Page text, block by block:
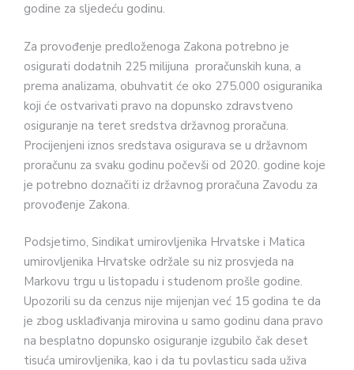
godine za sljedeću godinu.
Za provođenje predloženoga Zakona potrebno je
osigurati dodatnih 225 milijuna proračunskih kuna, a
prema analizama, obuhvatit će oko 275.000 osiguranika
koji će ostvarivati pravo na dopunsko zdravstveno
osiguranje na teret sredstva državnog proračuna.
Procijenjeni iznos sredstava osigurava se u državnom
proračunu za svaku godinu počevši od 2020. godine koje
je potrebno doznačiti iz državnog proračuna Zavodu za
provođenje Zakona.
Podsjetimo, Sindikat umirovljenika Hrvatske i Matica
umirovljenika Hrvatske održale su niz prosvjeda na
Markovu trgu u listopadu i studenom prošle godine.
Upozorili su da cenzus nije mijenjan već 15 godina te da
je zbog usklađivanja mirovina u samo godinu dana pravo
na besplatno dopunsko osiguranje izgubilo čak deset
tisuća umirovljenika, kao i da tu povlasticu sada uživa